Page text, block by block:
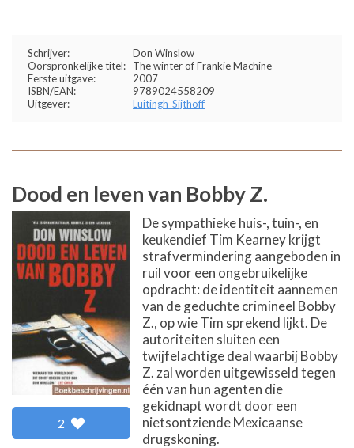
Schrijver:
Don Winslow
Oorspronkelijke titel:
The winter of Frankie Machine
Eerste uitgave:
2007
ISBN/EAN:
9789024558209
Uitgever:
Luitingh-Sijthoff
Dood en leven van Bobby Z.
2
De sympathieke huis-, tuin-, en
keukendief Tim Kearney krijgt
strafvermindering aangeboden in
ruil voor een ongebruikelijke
opdracht: de identiteit aannemen
van de geduchte crimineel Bobby
Z., op wie Tim sprekend lijkt. De
autoriteiten sluiten een
twijfelachtige deal waarbij Bobby
Z. zal worden uitgewisseld tegen
één van hun agenten die
gekidnapt wordt door een
nietsontziende Mexicaanse
drugskoning.